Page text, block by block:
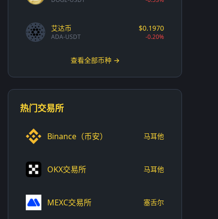
艾达币
ADA-USDT
$0.1970
-0.20%
查看全部币种 →
热门交易所
Binance（币安） 马耳他
OKX交易所 马耳他
MEXC交易所 塞舌尔